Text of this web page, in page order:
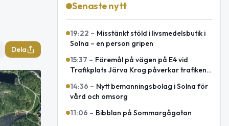
Dela
Senaste nytt
19:22 – Misstänkt stöld i livsmedelsbutik i
Solna – en person gripen
15:37 – Föremål på vägen på E4 vid
Trafikplats Järva Krog påverkar trafiken
14:36 – Nytt bemanningsbolag i Solna för
vård och omsorg
11:06 – Bibblan på Sommargågatan